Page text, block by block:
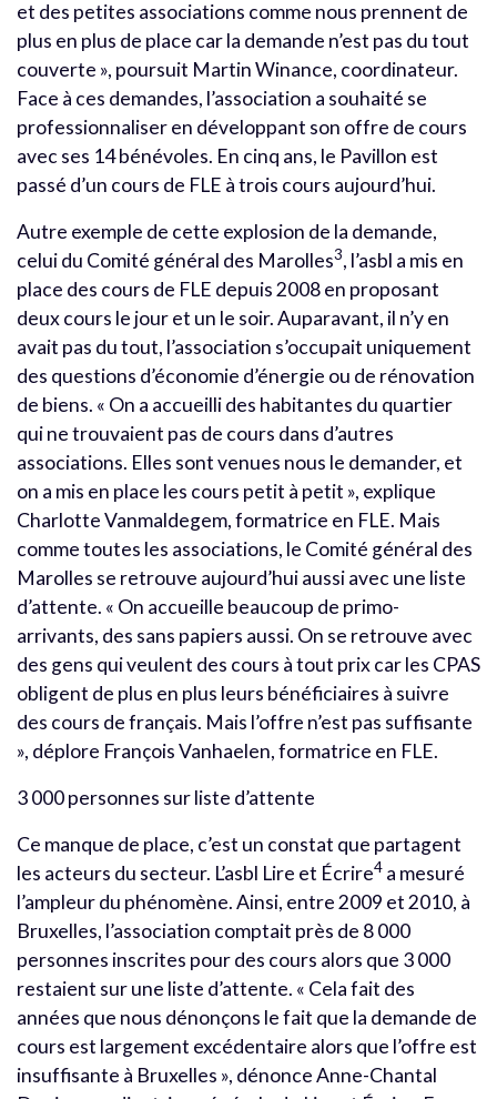
et des petites associations comme nous prennent de
plus en plus de place car la demande n’est pas du tout
couverte », poursuit Martin Winance, coordinateur.
Face à ces demandes, l’association a souhaité se
professionnaliser en développant son offre de cours
avec ses 14 bénévoles. En cinq ans, le Pavillon est
passé d’un cours de FLE à trois cours aujourd’hui.
Autre exemple de cette explosion de la demande,
celui du Comité général des Marolles3, l’asbl a mis en
place des cours de FLE depuis 2008 en proposant
deux cours le jour et un le soir. Auparavant, il n’y en
avait pas du tout, l’association s’occupait uniquement
des questions d’économie d’énergie ou de rénovation
de biens. « On a accueilli des habitantes du quartier
qui ne trouvaient pas de cours dans d’autres
associations. Elles sont venues nous le demander, et
on a mis en place les cours petit à petit », explique
Charlotte Vanmaldegem, formatrice en FLE. Mais
comme toutes les associations, le Comité général des
Marolles se retrouve aujourd’hui aussi avec une liste
d’attente. « On accueille beaucoup de primo-
arrivants, des sans papiers aussi. On se retrouve avec
des gens qui veulent des cours à tout prix car les CPAS
obligent de plus en plus leurs bénéficiaires à suivre
des cours de français. Mais l’offre n’est pas suffisante
», déplore François Vanhaelen, formatrice en FLE.
3 000 personnes sur liste d’attente
Ce manque de place, c’est un constat que partagent
les acteurs du secteur. L’asbl Lire et Écrire4 a mesuré
l’ampleur du phénomène. Ainsi, entre 2009 et 2010, à
Bruxelles, l’association comptait près de 8 000
personnes inscrites pour des cours alors que 3 000
restaient sur une liste d’attente. « Cela fait des
années que nous dénonçons le fait que la demande de
cours est largement excédentaire alors que l’offre est
insuffisante à Bruxelles », dénonce Anne-Chantal